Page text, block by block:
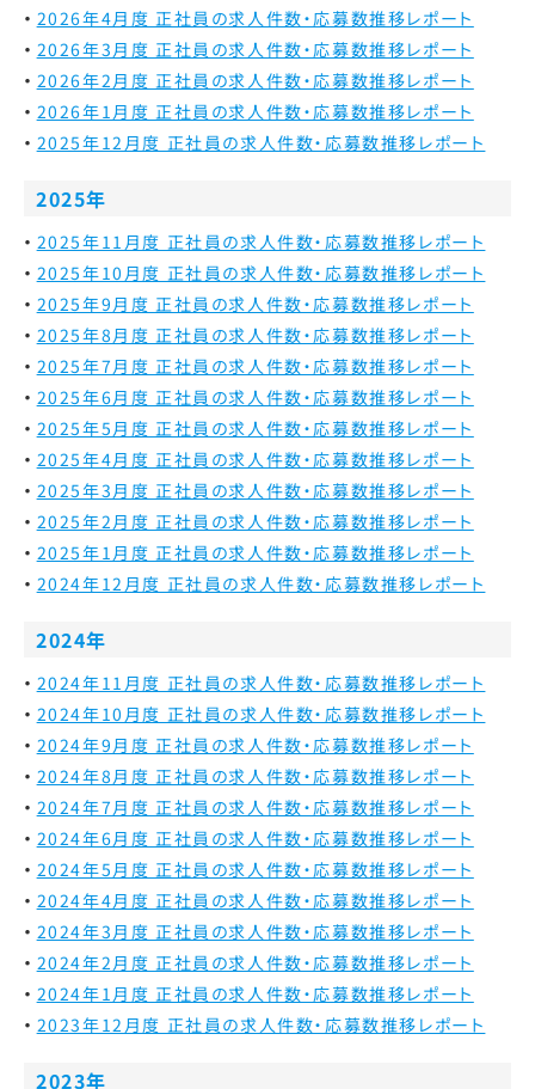
2026年4月度 正社員の求人件数・応募数推移レポート
2026年3月度 正社員の求人件数・応募数推移レポート
2026年2月度 正社員の求人件数・応募数推移レポート
2026年1月度 正社員の求人件数・応募数推移レポート
2025年12月度 正社員の求人件数・応募数推移レポート
2025年
2025年11月度 正社員の求人件数・応募数推移レポート
2025年10月度 正社員の求人件数・応募数推移レポート
2025年9月度 正社員の求人件数・応募数推移レポート
2025年8月度 正社員の求人件数・応募数推移レポート
2025年7月度 正社員の求人件数・応募数推移レポート
2025年6月度 正社員の求人件数・応募数推移レポート
2025年5月度 正社員の求人件数・応募数推移レポート
2025年4月度 正社員の求人件数・応募数推移レポート
2025年3月度 正社員の求人件数・応募数推移レポート
2025年2月度 正社員の求人件数・応募数推移レポート
2025年1月度 正社員の求人件数・応募数推移レポート
2024年12月度 正社員の求人件数・応募数推移レポート
2024年
2024年11月度 正社員の求人件数・応募数推移レポート
2024年10月度 正社員の求人件数・応募数推移レポート
2024年9月度 正社員の求人件数・応募数推移レポート
2024年8月度 正社員の求人件数・応募数推移レポート
2024年7月度 正社員の求人件数・応募数推移レポート
2024年6月度 正社員の求人件数・応募数推移レポート
2024年5月度 正社員の求人件数・応募数推移レポート
2024年4月度 正社員の求人件数・応募数推移レポート
2024年3月度 正社員の求人件数・応募数推移レポート
2024年2月度 正社員の求人件数・応募数推移レポート
2024年1月度 正社員の求人件数・応募数推移レポート
2023年12月度 正社員の求人件数・応募数推移レポート
2023年